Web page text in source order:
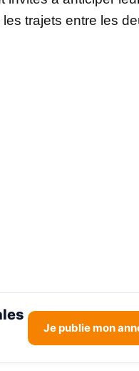
trajets entre les
Je publie mon